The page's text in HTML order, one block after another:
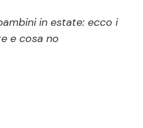
Reality e Talent
in estate: ecco i
e cosa no